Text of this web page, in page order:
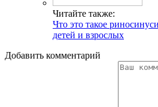
Читайте также:
Что это такое
детей и взрослых
Добавить комментарий